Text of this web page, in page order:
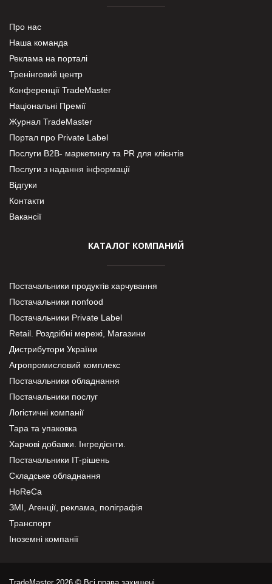
Про нас
Наша команда
Реклама на порталі
Тренінговий центр
Конференції TradeMaster
Національні Премії
Журнал TradeMaster
Портал про Private Label
Послуги В2В- маркетингу та PR для клієнтів
Послуги з надання інформації
Відгуки
Контакти
Вакансії
КАТАЛОГ КОМПАНИЙ
Постачальники продуктів харчування
Постачальники nonfood
Постачальники Private Label
Retail. Роздрібні мережі, Магазини
Дистрибутори України
Агропромисловий комплекс
Постачальники обладнання
Постачальники послуг
Логістичні компанії
Тара та упаковка
Харчові добавки. Інгредієнти.
Постачальники IT-рішень
Складське обладнання
HoReCa
ЗМІ, Агенції, реклама, поліграфія
Транспорт
Іноземні компанії